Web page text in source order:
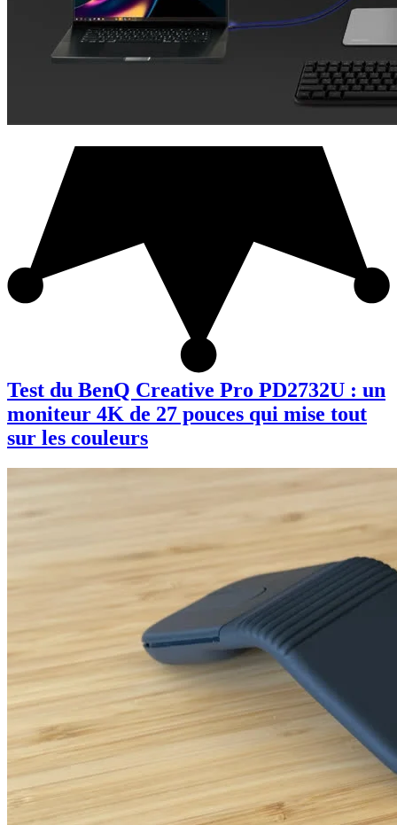
Test du BenQ Creative Pro PD2732U : un
moniteur 4K de 27 pouces qui mise tout
sur les couleurs